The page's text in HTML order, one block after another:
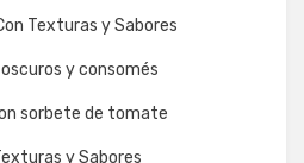
Texturas y Sabores
oscuros y consomés
sorbete de tomate
y Sabores